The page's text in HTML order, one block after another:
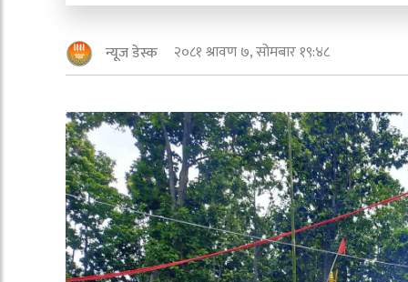
न्यूज डेस्क २०८१ श्रावण ७, सोमबार १९:४८